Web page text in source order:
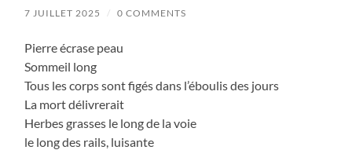
7 JUILLET 2025 / 0 COMMENTS
Pierre écrase peau
Sommeil long
Tous les corps sont figés dans l’éboulis des jours
La mort délivrerait
Herbes grasses le long de la voie
le long des rails, luisante